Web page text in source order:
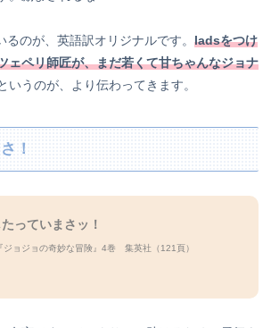
のが、英語訳オリジナルです。 ladsをつけ
ェペリ師匠が、まだ若くて甘ちゃんなジョナ
いうのが、より伝わってきます。
！
っていまさッ！
ジョジョの奇妙な冒険』4巻 集英社（121頁）